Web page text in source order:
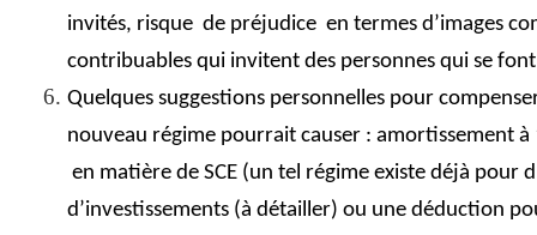
invités, risque de préjudice en termes d’images
contribuables qui invitent des personnes qui se
Quelques suggestions personnelles pour
nouveau régime pourrait causer : amortissement à
en matière de SCE (un tel régime existe déjà pour
d’investissements (à détailler) ou une déduction